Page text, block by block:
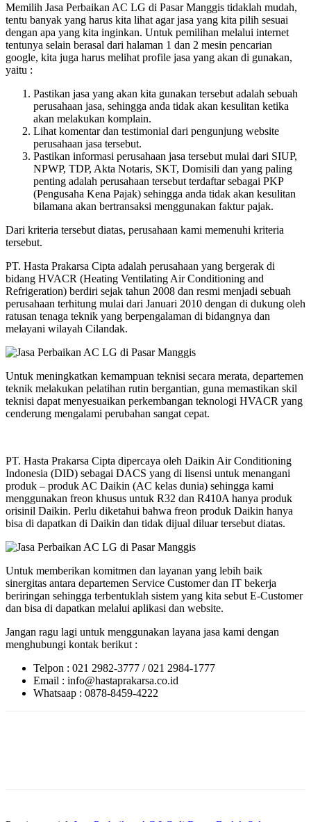
Memilih Jasa Perbaikan AC LG di Pasar Manggis tidaklah mudah,
tentu banyak yang harus kita lihat agar jasa yang kita pilih sesuai
dengan apa yang kita inginkan. Untuk pemilihan melalui internet
tentunya selain berasal dari halaman 1 dan 2 mesin pencarian
google, kita juga harus melihat profile jasa yang akan di gunakan,
yaitu :
Pastikan jasa yang akan kita gunakan tersebut adalah sebuah
perusahaan jasa, sehingga anda tidak akan kesulitan ketika
akan melakukan komplain.
Lihat komentar dan testimonial dari pengunjung website
perusahaan jasa tersebut.
Pastikan informasi perusahaan jasa tersebut mulai dari SIUP,
NPWP, TDP, Akta Notaris, SKT, Domisili dan yang paling
penting adalah perusahaan tersebut terdaftar sebagai PKP
(Pengusaha Kena Pajak) sehingga anda tidak akan kesulitan
bilamana akan bertransaksi menggunakan faktur pajak.
Dari kriteria tersebut diatas, perusahaan kami memenuhi kriteria
tersebut.
PT. Hasta Prakarsa Cipta adalah perusahaan yang bergerak di
bidang HVACR (Heating Ventilating Air Conditioning and
Refrigeration) berdiri sejak tahun 2008 dan resmi menjadi sebuah
perusahaan terhitung mulai dari Januari 2010 dengan di dukung oleh
ratusan tenaga teknik yang berpengalaman di bidangnya dan
melayani wilayah Cilandak.
Untuk meningkatkan kemampuan teknisi secara merata, departemen
teknik melakukan pelatihan rutin bergantian, guna memastikan skil
teknisi dapat menyesuaikan perkembangan teknologi HVACR yang
cenderung mengalami perubahan sangat cepat.
PT. Hasta Prakarsa Cipta dipercaya oleh Daikin Air Conditioning
Indonesia (DID) sebagai DACS yang di lisensi untuk menangani
produk – produk AC Daikin (AC kelas dunia) sehingga kami
menggunakan freon khusus untuk R32 dan R410A hanya produk
orisinil Daikin. Perlu diketahui bahwa freon produk Daikin hanya
bisa di dapatkan di Daikin dan tidak dijual diluar tersebut diatas.
Untuk memberikan komitmen dan layanan yang lebih baik
sinergitas antara departemen Service Customer dan IT bekerja
beriringan sehingga terbentuklah sistem yang kita sebut E-Customer
dan bisa di dapatkan melalui aplikasi dan website.
Jangan ragu lagi untuk menggunakan layana jasa kami dengan
menghubungi kontak berikut :
Telpon : 021 2982-3777 / 021 2984-1777
Email : info@hastaprakarsa.co.id
Whatsaap : 0878-8459-4222